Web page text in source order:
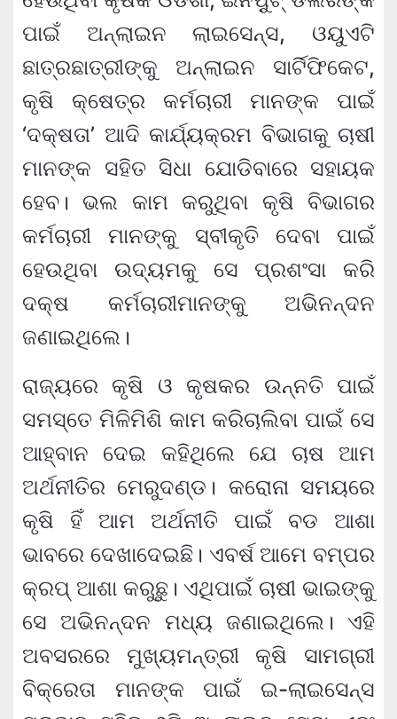
ପାଇଁ ଅନ୍‌ଲାଇନ ଲାଇସେନ୍‌ସ, ଓୟୁଏଟି
ଛାତ୍ରଛାତ୍ରୀଙ୍କୁ ଅନ୍‌ଲାଇନ ସାର୍ଟିଫିକେଟ,
କୃଷି କ୍ଷେତ୍ର କର୍ମଚାରୀ ମାନଙ୍କ ପାଇଁ
‘ଦକ୍ଷତା’ ଆଦି କାର୍ଯ୍ୟକ୍ରମ ବିଭାଗକୁ ଚାଷୀ
ମାନଙ୍କ ସହିତ ସିଧା ଯୋଡିବାରେ ସହାୟକ
ହେବ। ଭଲ କାମ କରୁଥିବା କୃଷି ବିଭାଗର
କର୍ମଚାରୀ ମାନଙ୍କୁ ସ୍ବୀକୃତି ଦେବା ପାଇଁ
ହେଉଥିବା ଉଦ୍ୟମକୁ ସେ ପ୍ରଶଂସା କରି
ଦକ୍ଷ କର୍ମଚାରୀମାନଙ୍କୁ ଅଭିନନ୍ଦନ
ଜଣାଇଥିଲେ।
ରାଜ୍ୟରେ କୃଷି ଓ କୃଷକର ଉନ୍ନତି ପାଇଁ
ସମସ୍ତେ ମିଳିମିଶି କାମ କରିଚାଲିବା ପାଇଁ ସେ
ଆହ୍ବାନ ଦେଇ କହିଥିଲେ ଯେ ଚାଷ ଆମ
ଅର୍ଥନୀତିର ମେରୁଦଣ୍ଡ। କରୋନା ସମୟରେ
କୃଷି ହିଁ ଆମ ଅର୍ଥନୀତି ପାଇଁ ବଡ ଆଶା
ଭାବରେ ଦେଖାଦେଇଛି। ଏବର୍ଷ ଆମେ ବମ୍ପର
କ୍ରପ୍ ଆଶା କରୁଛୁ। ଏଥିପାଇଁ ଚାଷୀ ଭାଇଙ୍କୁ
ସେ ଅଭିନନ୍ଦନ ମଧ୍ୟ ଜଣାଇଥିଲେ। ଏହି
ଅବସରରେ ମୁଖ୍ୟମନ୍ତ୍ରୀ କୃଷି ସାମଗ୍ରୀ
ବିକ୍ରେତା ମାନଙ୍କ ପାଇଁ ଇ-ଲାଇସେନ୍‌ସ